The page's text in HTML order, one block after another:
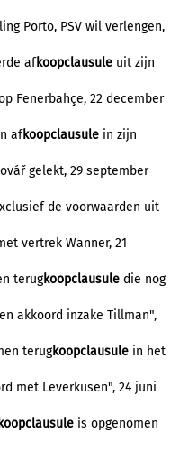
Porto, PSV wil verlengen,
afkoopclausule uit zijn
Fenerbahçe, 22 december
afkoopclausule in zijn
gelekt, 29 september
de voorwaarden uit
vertrek Wanner, 21
terugkoopclausule die nog
akkoord inzake Tillman",
terugkoopclausule in het
met Leverkusen", 24 juni
is opgenomen